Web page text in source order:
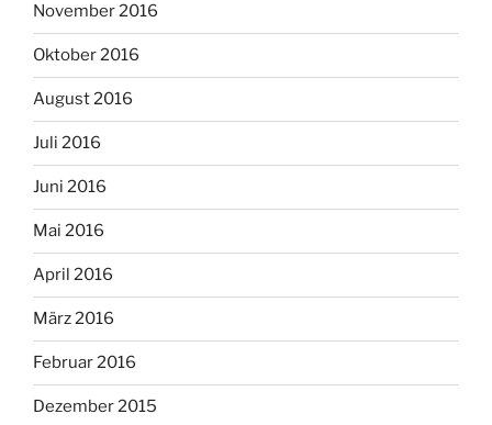
November 2016
Oktober 2016
August 2016
Juli 2016
Juni 2016
Mai 2016
April 2016
März 2016
Februar 2016
Dezember 2015